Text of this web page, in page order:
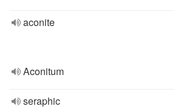
aconite
Aconitum
seraphic